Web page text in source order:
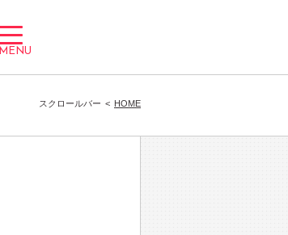
toggle
navigation
MENU
HOME
スクロールバー